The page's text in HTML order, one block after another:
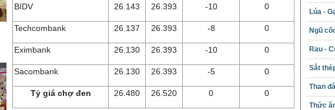
BIDV 26.143 26.393 -10 0
Techcombank 26.137 26.393 -8 0
Eximbank 26.130 26.393 -10 0
Sacombank 26.130 26.393 -5 0
Tỷ giá chợ đen 26.480 26.520 0 0
Lúa -
Ngũ
Rau -
Sắt
Than đá
Thức